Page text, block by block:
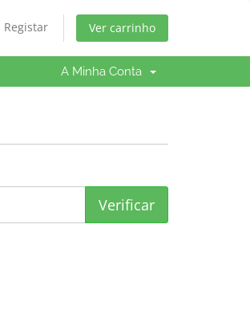
Registar Ver carrinho
A Minha Conta